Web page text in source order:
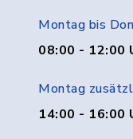
Montag bis
08:00 - 12:00
Montag
14:00 - 16:00